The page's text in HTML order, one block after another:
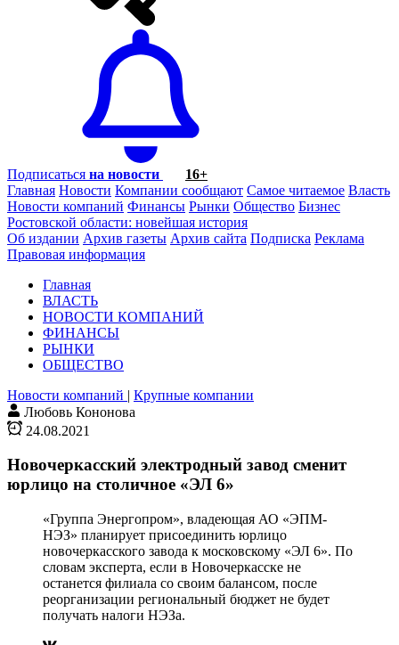
Подписаться на новости
16+
Главная Новости Компании сообщают Самое читаемое Власть
Новости компаний Финансы Рынки Общество Бизнес
Ростовской области: новейшая история
Об издании Архив газеты Архив сайта Подписка Реклама
Правовая информация
Главная
ВЛАСТЬ
НОВОСТИ КОМПАНИЙ
ФИНАНСЫ
РЫНКИ
ОБЩЕСТВО
Новости компаний | Крупные компании
Любовь Кононова
24.08.2021
Новочеркасский электродный завод сменит
юрлицо на столичное «ЭЛ 6»
«Группа Энергопром», владеющая АО «ЭПМ-
НЭЗ» планирует присоединить юрлицо
новочеркасского завода к московскому «ЭЛ 6». По
словам эксперта, если в Новочеркасске не
останется филиала со своим балансом, после
реорганизации региональный бюджет не будет
получать налоги НЭЗа.